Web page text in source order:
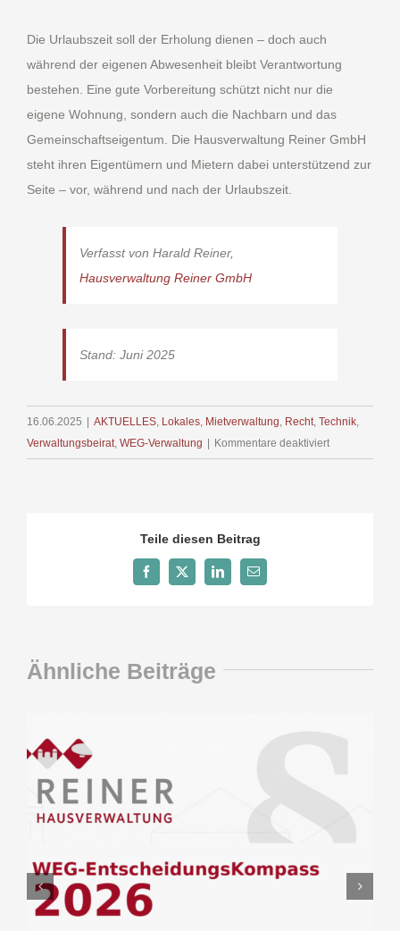
Die Urlaubszeit soll der Erholung dienen – doch auch
während der eigenen Abwesenheit bleibt Verantwortung
bestehen. Eine gute Vorbereitung schützt nicht nur die
eigene Wohnung, sondern auch die Nachbarn und das
Gemeinschaftseigentum. Die Hausverwaltung Reiner GmbH
steht ihren Eigentümern und Mietern dabei unterstützend zur
Seite – vor, während und nach der Urlaubszeit.
Verfasst von Harald Reiner,
Hausverwaltung Reiner GmbH
Stand: Juni 2025
16.06.2025 AKTUELLES, Lokales, Mietverwaltung, Recht, Technik,
Verwaltungsbeirat, WEG-Verwaltung Kommentare deaktiviertfür
Teile diesen Beitrag
Facebook
X LinkedIn
E-
Mail
Ähnliche Beiträge